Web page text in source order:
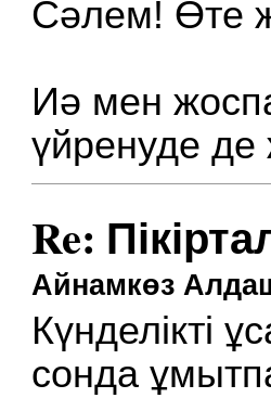
Сәлем! Өте
Иә мен
үйренуде
Re:
Айнамкөз
Күнделікті
сонда